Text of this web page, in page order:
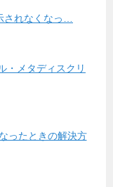
れなくなっ…
・メタディスクリ
ったときの解決方